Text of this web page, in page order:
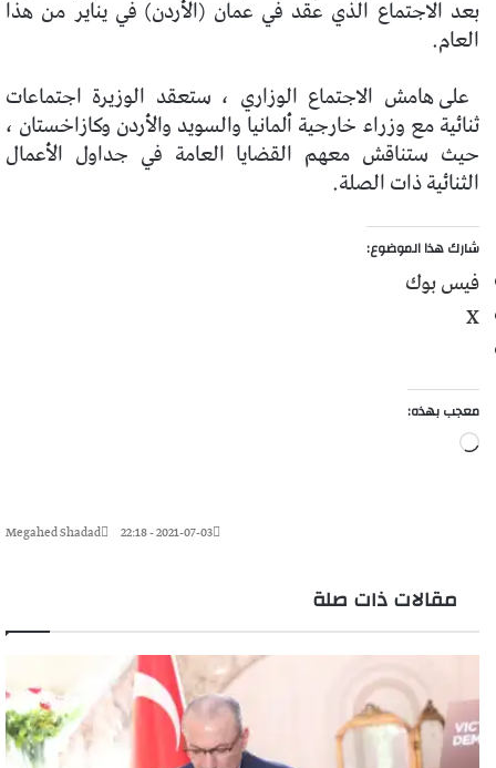
بعد الاجتماع الذي عُقد في عمان (الأردن) في يناير من هذا
العام.
على هامش الاجتماع الوزاري ، ستعقد الوزيرة اجتماعات
ثنائية مع وزراء خارجية ألمانيا والسويد والأردن وكازاخستان ،
حيث ستناقش معهم القضايا العامة في جداول الأعمال
الثنائية ذات الصلة.
شارك هذا الموضوع:
فيس بوك
X
معجب بهذه:
جاري
Megahed Shadad 2021-07-03 - 22:18
مقالات ذات صلة